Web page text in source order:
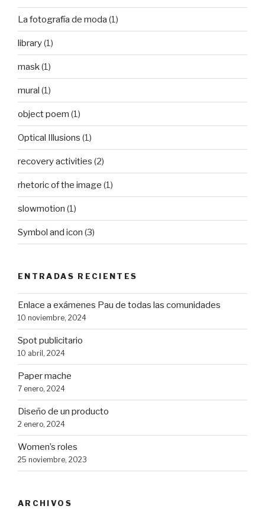
La fotografía de moda (1)
library(1)
mask(1)
mural (1)
object poem (1)
Optical Illusions (1)
recovery activities (2)
rhetoric of the image (1)
slowmotion (1)
Symbol and icon (3)
ENTRADAS RECIENTES
Enlace a exámenes Pau de todas las comunidades
10 noviembre, 2024
Spot publicitario
10 abril, 2024
Paper mache
7 enero, 2024
Diseño de un producto
2 enero, 2024
Women’s roles
25 noviembre, 2023
ARCHIVOS